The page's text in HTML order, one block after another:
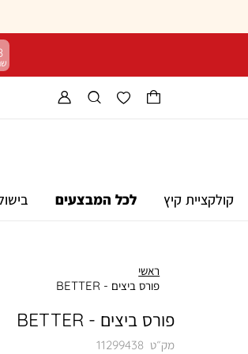
קולקציית קיץ לכל המבצעים
ראשי
פורס ביצים - BETTER
פורס ביצים - BETTER
מק״ט 11299438